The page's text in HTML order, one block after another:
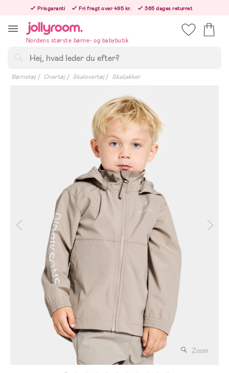
innehållet
Prisgaranti Fri fragt over 495 kr.
365 dages returret
Nordens største børne- og babybutik
Børnetøj Overtøj Skalovertøj Skaljakker
Zoom